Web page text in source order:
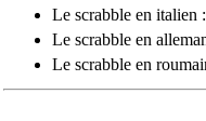
Le scrabble en italien
Le scrabble en
Le scrabble en